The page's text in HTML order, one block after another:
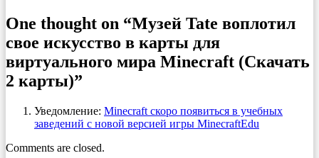
One thought on “Музей Tate воплотил
свое искусство в карты для
виртуального мира Minecraft (Скачать
2 карты)”
Уведомление: Minecraft скоро появиться в учебных
заведений с новой версией игры MinecraftEdu
Comments are closed.